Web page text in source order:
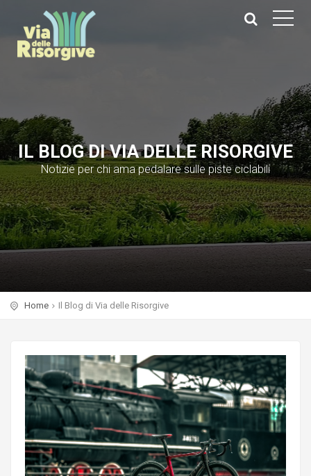
IL BLOG DI VIA DELLE RISORGIVE
Notizie per chi ama pedalare sulle piste ciclabili
Home Il Blog di Via delle Risorgive